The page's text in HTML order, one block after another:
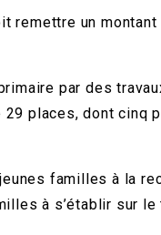
un
par des
places, dont cinq
familles à la
à s’établir sur